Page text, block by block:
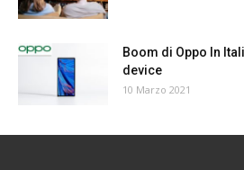
Boom di Oppo In
device
10 Marzo 2021